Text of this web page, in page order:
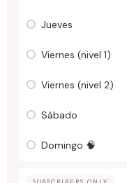
Jueves
Viernes (nivel 1)
Viernes (nivel 2)
Sábado
Domingo 🧠